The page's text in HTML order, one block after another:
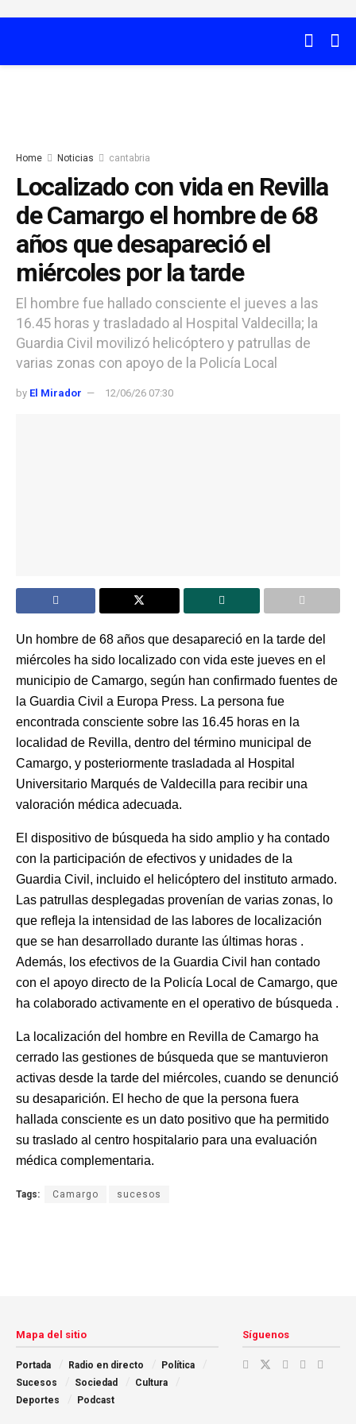
Home Noticias cantabria
Localizado con vida en Revilla
de Camargo el hombre de 68
años que desapareció el
miércoles por la tarde
El hombre fue hallado consciente el jueves a las
16.45 horas y trasladado al Hospital Valdecilla; la
Guardia Civil movilizó helicóptero y patrullas de
varias zonas con apoyo de la Policía Local
by El Mirador 12/06/26 07:30
Un hombre de 68 años que desapareció en la tarde del
miércoles ha sido localizado con vida este jueves en el
municipio de Camargo, según han confirmado fuentes de
la Guardia Civil a Europa Press. La persona fue
encontrada consciente sobre las 16.45 horas en la
localidad de Revilla, dentro del término municipal de
Camargo, y posteriormente trasladada al Hospital
Universitario Marqués de Valdecilla para recibir una
valoración médica adecuada.
El dispositivo de búsqueda ha sido amplio y ha contado
con la participación de efectivos y unidades de la
Guardia Civil, incluido el helicóptero del instituto armado.
Las patrullas desplegadas provenían de varias zonas, lo
que refleja la intensidad de las labores de localización
que se han desarrollado durante las últimas horas .
Además, los efectivos de la Guardia Civil han contado
con el apoyo directo de la Policía Local de Camargo, que
ha colaborado activamente en el operativo de búsqueda .
La localización del hombre en Revilla de Camargo ha
cerrado las gestiones de búsqueda que se mantuvieron
activas desde la tarde del miércoles, cuando se denunció
su desaparición. El hecho de que la persona fuera
hallada consciente es un dato positivo que ha permitido
su traslado al centro hospitalario para una evaluación
médica complementaria.
Tags: Camargo sucesos
Mapa del sitio
Portada Radio en directo
Política
Sucesos
Sociedad
Cultura
Deportes
Podcast
Síguenos